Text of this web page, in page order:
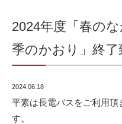
2024年度「春の
季のかおり」終了
2024.06.18
平素は長電バスをご利用頂
す。